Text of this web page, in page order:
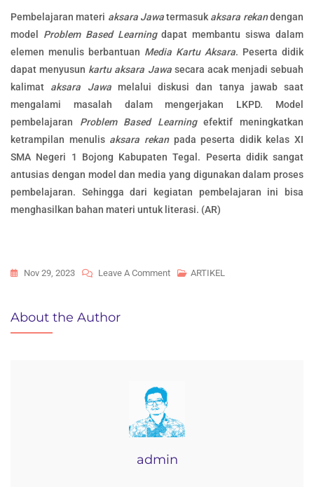
Pembelajaran materi aksara Jawatermasuk aksara rekandengan
model Problem Based Learningdapat membantu siswa dalam
elemen menulis berbantuan Media Kartu Aksara. Peserta didik
dapat menyusun kartu aksara Jawasecara acak menjadi sebuah
kalimat aksara Jawamelalui diskusi dan tanya jawab saat
mengalami masalah dalam mengerjakan LKPD. Model
pembelajaran Problem Based Learningefektif meningkatkan
ketrampilan menulis aksara rekanpada peserta didik kelas XI
SMA Negeri 1 Bojong Kabupaten Tegal. Peserta didik sangat
antusias dengan model dan media yang digunakan dalam proses
pembelajaran. Sehingga dari kegiatan pembelajaran ini bisa
menghasilkan bahan materi untuk literasi. (AR)
Nov 29, 2023 Leave A CommentOn
ARTIKEL
About the Author
admin